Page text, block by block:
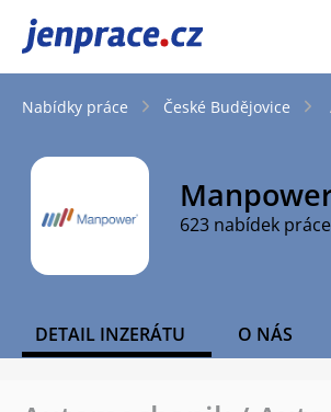
JenPráce.cz
Nabídky práce České Budějovice
623 nabídek práce
DETAIL INZERÁTU O NÁS